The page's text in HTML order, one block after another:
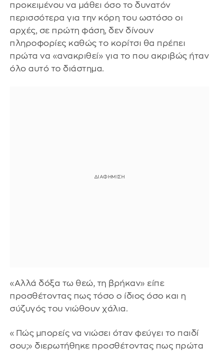
προκειμένου να μάθει όσο το δυνατόν
περισσότερα για την κόρη του ωστόσο οι
αρχές, σε πρώτη φάση, δεν δίνουν
πληροφορίες καθώς το κορίτσι θα πρέπει
πρώτα να «ανακριθεί» για το που ακριβώς ήταν
όλο αυτό το διάστημα.
«Αλλά δόξα τω θεώ, τη βρήκαν» είπε
προσθέτοντας πως τόσο ο ίδιος όσο και η
σύζυγός του νιώθουν χάλια.
«Πώς μπορείς να νιώσει όταν φεύγει το παιδί
σου;» διερωτήθηκε προσθέτοντας πως πρώτα